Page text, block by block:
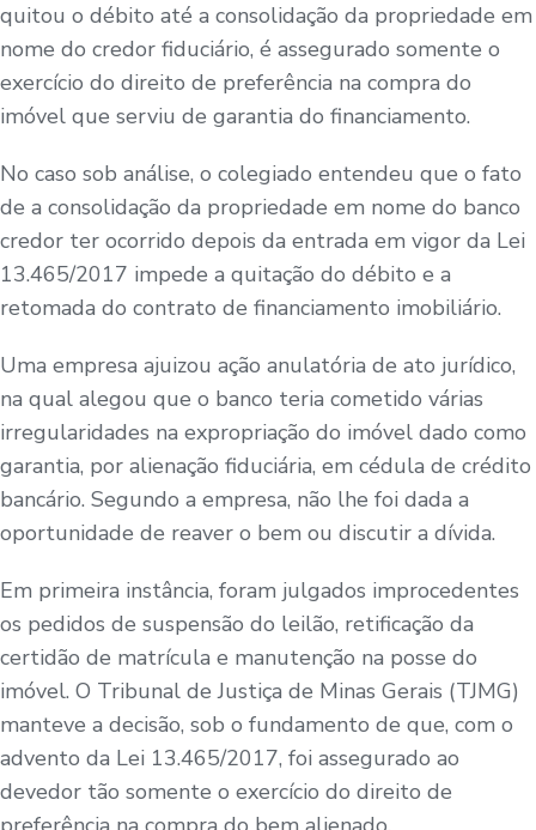
quitou o débito até a consolidação da propriedade em
nome do credor fiduciário, é assegurado somente o
exercício do direito de preferência na compra do
imóvel que serviu de garantia do financiamento.
No caso sob análise, o colegiado entendeu que o fato
de a consolidação da propriedade em nome do banco
credor ter ocorrido depois da entrada em vigor da Lei
13.465/2017 impede a quitação do débito e a
retomada do contrato de financiamento imobiliário.
Uma empresa ajuizou ação anulatória de ato jurídico,
na qual alegou que o banco teria cometido várias
irregularidades na expropriação do imóvel dado como
garantia, por alienação fiduciária, em cédula de crédito
bancário. Segundo a empresa, não lhe foi dada a
oportunidade de reaver o bem ou discutir a dívida.
Em primeira instância, foram julgados improcedentes
os pedidos de suspensão do leilão, retificação da
certidão de matrícula e manutenção na posse do
imóvel. O Tribunal de Justiça de Minas Gerais (TJMG)
manteve a decisão, sob o fundamento de que, com o
advento da Lei 13.465/2017, foi assegurado ao
devedor tão somente o exercício do direito de